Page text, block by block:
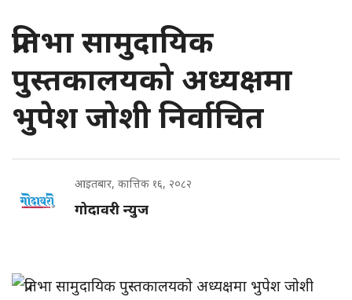
प्रतिभा सामुदायिक
पुस्तकालयको अध्यक्षमा
भुपेश जोशी निर्वाचित
आइतबार, कात्तिक १६, २०८२
गोदावरी न्युज